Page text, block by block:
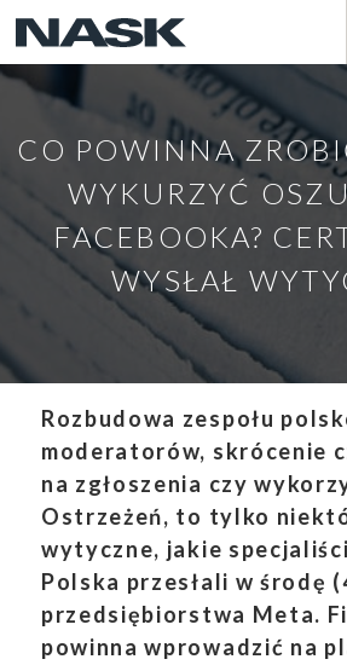
CO POWINNA
WYKURZYĆ
FACEBOOKA?
WYSŁAŁ
Rozbudowa zespołu
moderatorów, skrócenie
na zgłoszenia czy
Ostrzeżeń, to tylko
wytyczne, jakie specjaliści
Polska przesłali w środę
przedsiębiorstwa Meta.
powinna wprowadzić na